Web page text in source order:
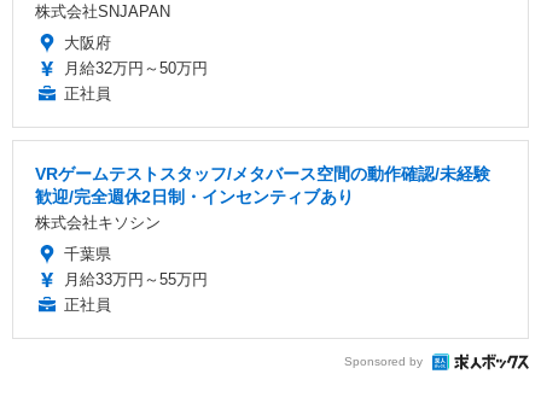
株式会社SNJAPAN
大阪府
月給32万円～50万円
正社員
VRゲームテストスタッフ/メタバース空間の動作確認/未経験
歓迎/完全週休2日制・インセンティブあり
株式会社キソシン
千葉県
月給33万円～55万円
正社員
Sponsored by